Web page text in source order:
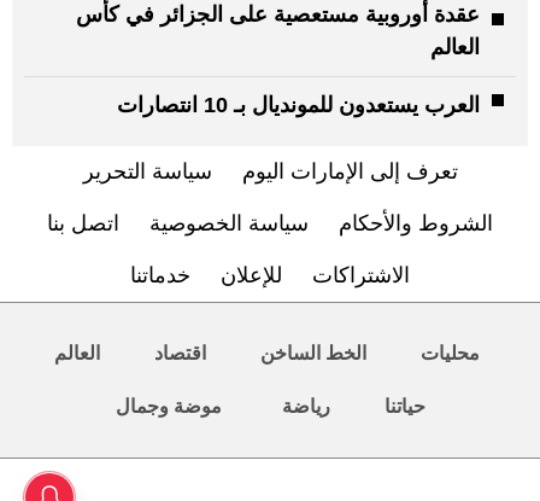
عقدة أوروبية مستعصية على الجزائر في كأس
العالم
العرب يستعدون للمونديال بـ 10 انتصارات
تعرف إلى الإمارات اليوم سياسة التحرير
الشروط والأحكام سياسة الخصوصية اتصل بنا
الاشتراكات للإعلان خدماتنا
محليات الخط الساخن اقتصاد العالم
حياتنا رياضة موضة وجمال